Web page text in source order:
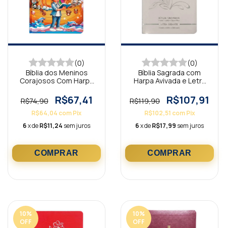
(0)
Bíblia dos Meninos
Corajosos Com Harpa
R$74,90
R$67,41
R$64,04 comPix
6x deR$11,24 sem juros
(0)
Bíblia Sagrada com
Harpa Avivada e Letra
Flores Branca
R$119,90 R$107,91
R$102,51 com Pix
6x deR$17,99 sem juros
10%
OFF
10%
OFF